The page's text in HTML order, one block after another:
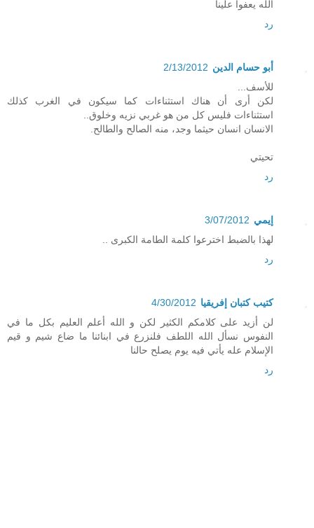
الله يعفوا علينا
رد
أبو حسام الدين 2/13/2012
للأسف...
لكن أرى أن هناك استثناءات كما سيكون في الغرب كذلك
استثناءات فليس كل من هو غربي نزيه وخلوق..
الانسان انسان حيثما وجد، منه الصالح والطالح.
تحيتي
رد
إيمي 3/07/2012
لهذا بالضبط اخترعوا كلمة الطامة الكبرى ..
رد
كتيب كتبان إفريقيا 4/30/2012
لن أزيد على كلامكم الكثير لكن و الله أعلم العليم بكل ما في
النفوس نسأل الله اللطف فلنزرع في ابنائنا ما ضاع شيم و قيم
الإسلام عله يأتي فيه يوم يصلح حالنا
رد